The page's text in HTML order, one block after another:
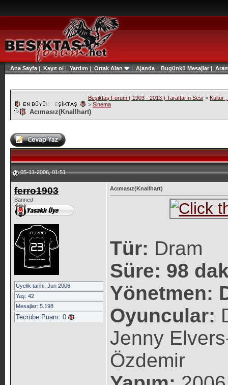
Ana Sayfa | Kayıt ol | Yardım | Ortak Alan | Ajanda | Bugünkü Mesajlar|
Beşiktaş Forum ( 1903 - 2013 ) Taraftarın Sesi > Kültür
> Sinema
Acımasız(Knallhart)
05-11-2006, 01:51
ferro1903
Banned
Üyelik tarihi: Jun 2006
Yaş: 42
Mesajlar: 5.198
Tecrübe Puanı: 0
Acımasız(Knallhart)
Tür: Dram
Süre: 98
Yönetmen:
Oyuncular:
Jenny
Özdemir